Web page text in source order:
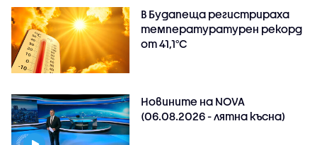
В Будапеща регистрираха
температуратурен рекорд
от 41,1°C
Новините на NOVA
(06.08.2026 - лятна късна)